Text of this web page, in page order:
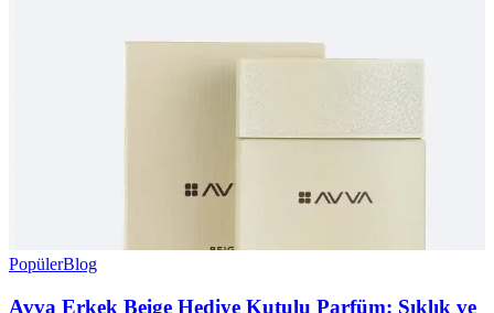
PopülerBlog
Avva Erkek Beige Hediye Kutulu Parfüm: Şıklık ve